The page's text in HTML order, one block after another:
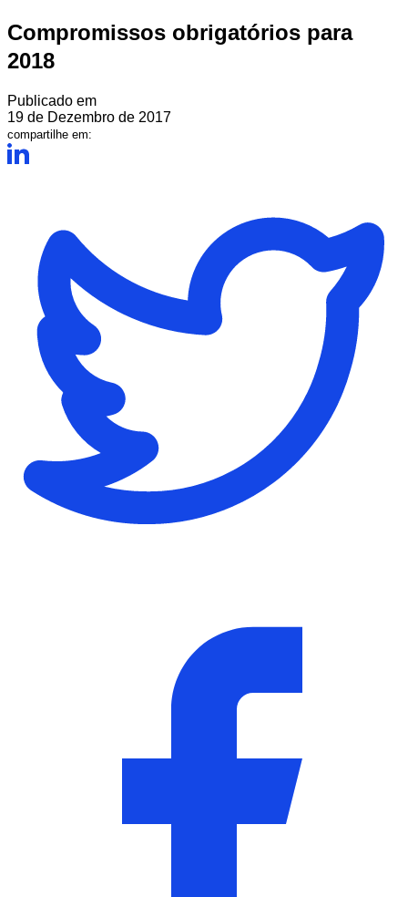
Compromissos obrigatórios para
2018
Publicado em
19 de Dezembro de 2017
compartilhe em: